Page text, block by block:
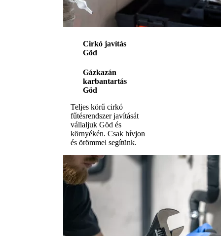
Cirkó javítás
Göd
Gázkazán
karbantartás
Göd
Teljes körű cirkó
fűtésrendszer javítását
vállaljuk Göd és
környékén. Csak hívjon
és örömmel segítünk.